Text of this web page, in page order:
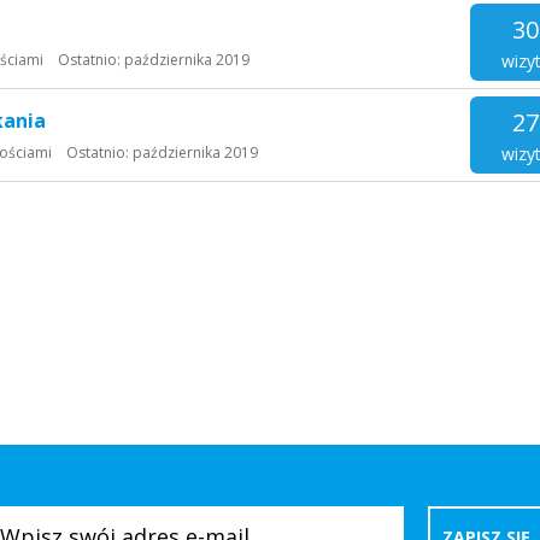
30
Ostatnio: października 2019
27
Ostatnio: października 2019